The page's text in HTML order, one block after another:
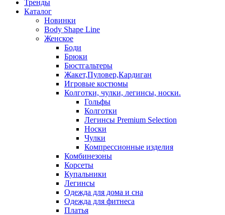
Тренды
Каталог
Новинки
Body Shape Line
Женское
Боди
Брюки
Бюстгальтеры
Жакет,Пуловер,Кардиган
Игровые костюмы
Колготки, чулки, легинсы, носки.
Гольфы
Колготки
Легинсы Premium Selection
Носки
Чулки
Компрессионные изделия
Комбинезоны
Корсеты
Купальники
Легинсы
Одежда для дома и сна
Одежда для фитнеса
Платья